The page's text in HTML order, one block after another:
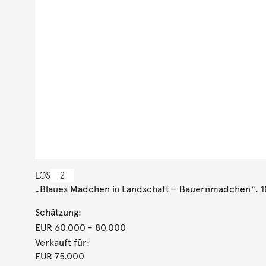
LOS 2
„Blaues Mädchen in Landschaft – Bauernmädchen“.
Schätzung:
EUR 60.000 - 80.000
Verkauft für:
EUR 75.000